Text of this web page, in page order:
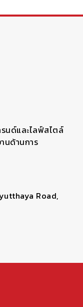
นด์และไลฟ์สไตล์
นด้านการ
Road,